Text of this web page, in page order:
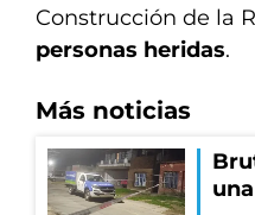
Construcción de la
personas heridas.
Más noticias